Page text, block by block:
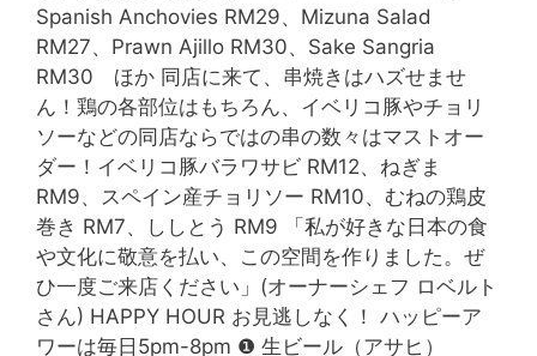
Spanish Anchovies RM29、Mizuna Salad
RM27、Prawn Ajillo RM30、Sake Sangria
RM30 ほか 同店に来て、串焼きはハズせませ
ん！鶏の各部位はもちろん、イベリコ豚やチョリ
ソーなどの同店ならではの串の数々はマストオー
ダー！イベリコ豚バラワサビ RM12、ねぎま
RM9、スペイン産チョリソー RM10、むねの鶏皮
巻き RM7、ししとう RM9 「私が好きな日本の食
や文化に敬意を払い、この空間を作りました。ぜ
ひ一度ご来店ください」(オーナーシェフ ロベルト
さん) HAPPY HOUR お見逃しなく！ ハッピーア
ワーは毎日5pm-8pm ❶ 生ビール（アサヒ）